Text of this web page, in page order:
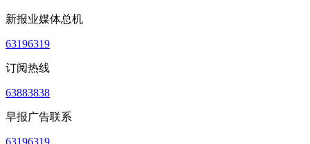
新报业媒体总机
63196319
订阅热线
63883838
早报广告联系
63196319